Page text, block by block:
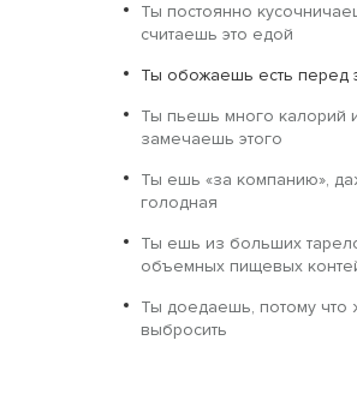
Ты постоянно
считаешь это едой
Ты обожаешь есть перед
Ты пьешь много калорий
замечаешь этого
Ты ешь «за компанию»,
голодная
Ты ешь из больших
объемных пищевых
Ты доедаешь, потому что
выбросить